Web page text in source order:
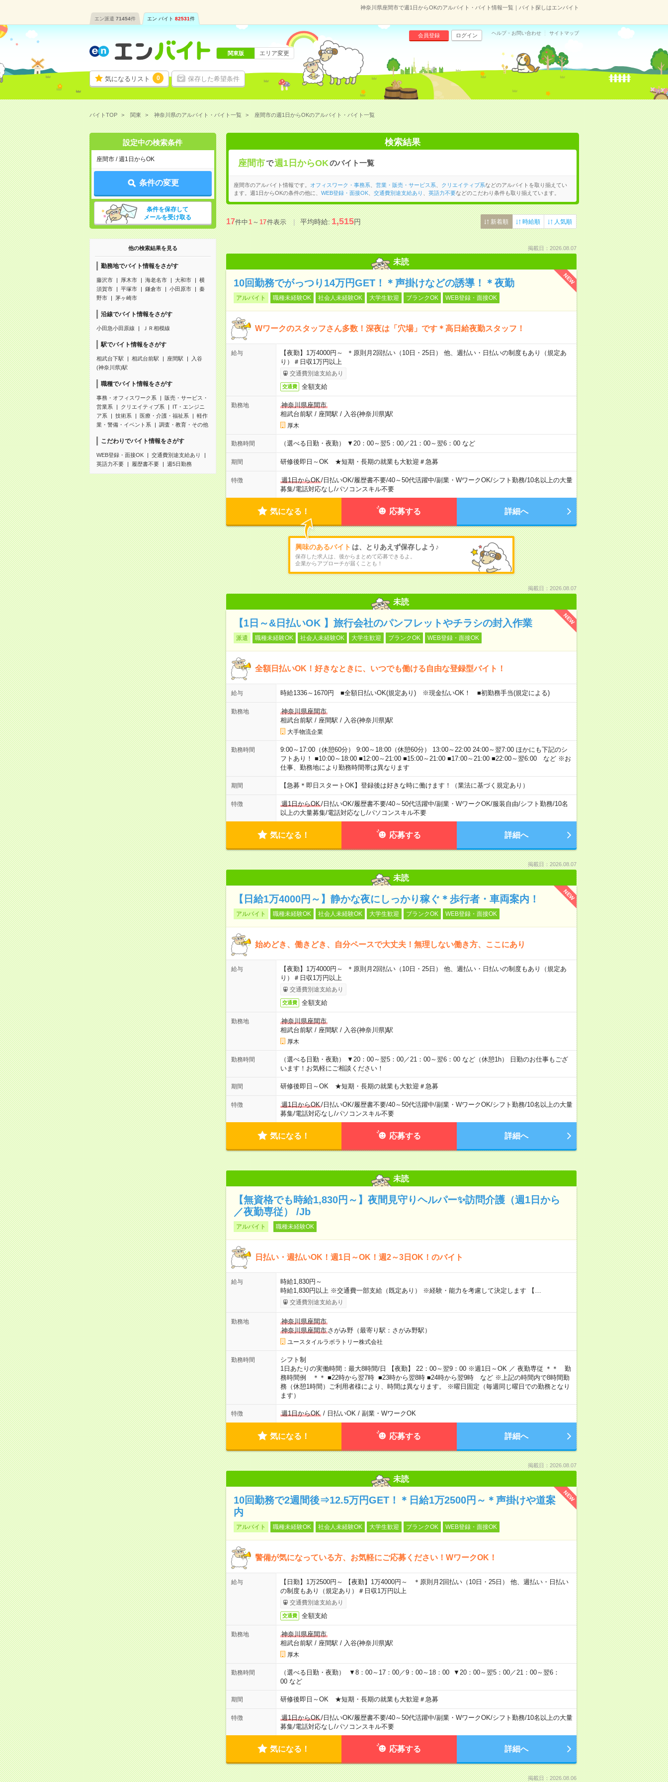
神奈川県座間市で週1日からOKのアルバイト・バイト情報一覧｜バイト探しはエンバイト
エン派遣 71454件 エン バイト 82531件
気になるリスト 0 保存した希望条件
会員登録 ログイン ヘルプ・お問い合わせ サイトマップ
関東版 エリア変更
バイトTOP 関東 神奈川県のアルバイト・バイト一覧 座間市の週1日からOKのアルバイト・バイト一覧
設定中の検索条件
座間市 / 週1日からOK
条件の変更
条件を保存して
メールを受け取る
他の検索結果を見る
勤務地でバイト情報をさがす
藤沢市 厚木市 海老名市 大和市
横
須賀市
平塚市 鎌倉市 小田原市
秦
野市
茅ヶ崎市
沿線でバイト情報をさがす
小田急小田原線 ＪＲ相模線
駅でバイト情報をさがす
相武台下駅 相武台前駅 座間駅
入谷
(神奈川県)駅
職種でバイト情報をさがす
事務・オフィスワーク系
販売・サービス・
営業系
クリエイティブ系
IT・エンジニ
ア系
技術系 医療・介護・福祉系
軽作
業・警備・イベント系
調査・教育・その他
こだわりでバイト情報をさがす
WEB登録・面接OK
交通費別途支給あり
英語力不要
履歴書不要 週5日勤務
検索結果
座間市で週1日からOKのバイト一覧
座間市のアルバイト情報です。 オフィスワーク・事務系 営業・販売・サービス系 クリエイティブ系などのアルバイトを取り揃えてい
ます。週1日からOKの条件の他に、 WEB登録・面接OK、 交通費別途支給あり 英語力不要などのこだわり条件も取り揃えています。
17件中1～17件表示 平均時給:1,515円 新着順 時給順 人気順
掲載日：2026.08.07
未読
NEW
10回勤務でがっつり14万円GET！＊声掛けなどの誘導！＊夜勤
アルバイト 職種未経験OK 社会人未経験OK 大学生歓迎 ブランクOK WEB登録・面接OK
Wワークのスタッフさん多数！深夜は「穴場」です＊高日給夜勤スタッフ！
給与
【夜勤】1万4000円～ ＊原則月2回払い（10日・25日） 他、週払い・日払いの制度もあり（規定あ
り）＃日収1万円以上
交通費別途支給あり
交通費 全額支給
勤務地
神奈川県座間市
相武台前駅 / 座間駅 / 入谷(神奈川県)駅
厚木
勤務時間 （選べる日勤・夜勤） ▼20：00～翌5：00／21：00～翌6：00 など
期間 研修後即日～OK ★短期・長期の就業も大歓迎＃急募
特徴 週1日からOK/日払いOK/履歴書不要/40～50代活躍中/副業・WワークOK/シフト勤務/10名以上の大量
募集/電話対応なし/パソコンスキル不要
気になる！ 応募する 詳細へ
興味のあるバイト は、とりあえず保存しよう♪
保存した求人は、後からまとめて応募できるよ。
企業からアプローチが届くことも！
掲載日：2026.08.07
未読
NEW
【1日～&日払いOK 】旅行会社のパンフレットやチラシの封入作業
派遣 職種未経験OK 社会人未経験OK 大学生歓迎 ブランクOK WEB登録・面接OK
全額日払いOK！好きなときに、いつでも働ける自由な登録型バイト！
給与 時給1336～1670円 ■全額日払いOK(規定あり) ※現金払いOK！ ■初勤務手当(規定による)
勤務地
神奈川県座間市
相武台前駅 / 座間駅 / 入谷(神奈川県)駅
大手物流企業
勤務時間
9:00～17:00（休憩60分） 9:00～18:00（休憩60分） 13:00～22:00 24:00～翌7:00 ほかにも下記のシ
フトあり！ ■10:00～18:00 ■12:00～21:00 ■15:00～21:00 ■17:00～21:00 ■22:00～翌6:00 など ※お
仕事、勤務地により勤務時間帯は異なります
期間 【急募＊即日スタートOK】登録後は好きな時に働けます！（業法に基づく規定あり）
特徴 週1日からOK/日払いOK/履歴書不要/40～50代活躍中/副業・WワークOK/服装自由/シフト勤務/10名
以上の大量募集/電話対応なし/パソコンスキル不要
気になる！ 応募する 詳細へ
掲載日：2026.08.07
未読
NEW
【日給1万4000円～】静かな夜にしっかり稼ぐ＊歩行者・車両案内！
アルバイト 職種未経験OK 社会人未経験OK 大学生歓迎 ブランクOK WEB登録・面接OK
始めどき、働きどき、自分ペースで大丈夫！無理しない働き方、ここにあり
給与
【夜勤】1万4000円～ ＊原則月2回払い（10日・25日） 他、週払い・日払いの制度もあり（規定あ
り）＃日収1万円以上
交通費別途支給あり
交通費 全額支給
勤務地
神奈川県座間市
相武台前駅 / 座間駅 / 入谷(神奈川県)駅
厚木
勤務時間
（選べる日勤・夜勤） ▼20：00～翌5：00／21：00～翌6：00 など（休憩1h） 日勤のお仕事もござ
います！お気軽にご相談ください！
期間 研修後即日～OK ★短期・長期の就業も大歓迎＃急募
特徴 週1日からOK/日払いOK/履歴書不要/40～50代活躍中/副業・WワークOK/シフト勤務/10名以上の大量
募集/電話対応なし/パソコンスキル不要
気になる！ 応募する 詳細へ
未読
【無資格でも時給1,830円～】夜間見守りヘルパー✨訪問介護（週1日から
／夜勤専従） /Jb
アルバイト 職種未経験OK
日払い・週払いOK！週1日～OK！週2～3日OK！のバイト
給与
時給1,830円～
時給1,830円以上 ※交通費一部支給（既定あり） ※経験・能力を考慮して決定します 【…
交通費別途支給あり
勤務地
神奈川県座間市
神奈川県座間市さがみ野（最寄り駅：さがみ野駅）
ユースタイルラボラトリー株式会社
勤務時間
シフト制
1日あたりの実働時間：最大8時間/日 【夜勤】 22：00～翌9：00 ※週1日～OK ／ 夜勤専従 ＊＊ 勤
務時間例 ＊＊ ■22時から翌7時 ■23時から翌8時 ■24時から翌9時 など ※上記の時間内で8時間勤
務（休憩1時間）ご利用者様により、時間は異なります。 ※曜日固定（毎週同じ曜日での勤務となり
ます）
特徴 週1日からOK/ 日払いOK / 副業・WワークOK
気になる！ 応募する 詳細へ
掲載日：2026.08.07
未読
NEW
10回勤務で2週間後⇒12.5万円GET！＊日給1万2500円～＊声掛けや道案
内
アルバイト 職種未経験OK 社会人未経験OK 大学生歓迎 ブランクOK WEB登録・面接OK
警備が気になっている方、お気軽にご応募ください！WワークOK！
給与
【日勤】1万2500円～ 【夜勤】1万4000円～ ＊原則月2回払い（10日・25日） 他、週払い・日払い
の制度もあり（規定あり）＃日収1万円以上
交通費別途支給あり
交通費 全額支給
勤務地
神奈川県座間市
相武台前駅 / 座間駅 / 入谷(神奈川県)駅
厚木
勤務時間
（選べる日勤・夜勤） ▼8：00～17：00／9：00～18：00 ▼20：00～翌5：00／21：00～翌6：
00 など
期間 研修後即日～OK ★短期・長期の就業も大歓迎＃急募
特徴 週1日からOK/日払いOK/履歴書不要/40～50代活躍中/副業・WワークOK/シフト勤務/10名以上の大量
募集/電話対応なし/パソコンスキル不要
気になる！ 応募する 詳細へ
掲載日：2026.08.06